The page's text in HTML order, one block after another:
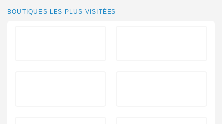
BOUTIQUES LES PLUS VISITÉES